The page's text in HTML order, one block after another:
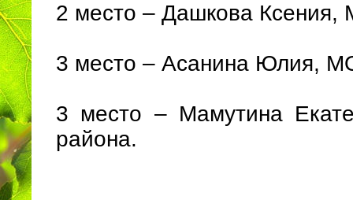
2 место – Дашкова
3 место – Асанина Юлия,
3 место – Мамутина
района.